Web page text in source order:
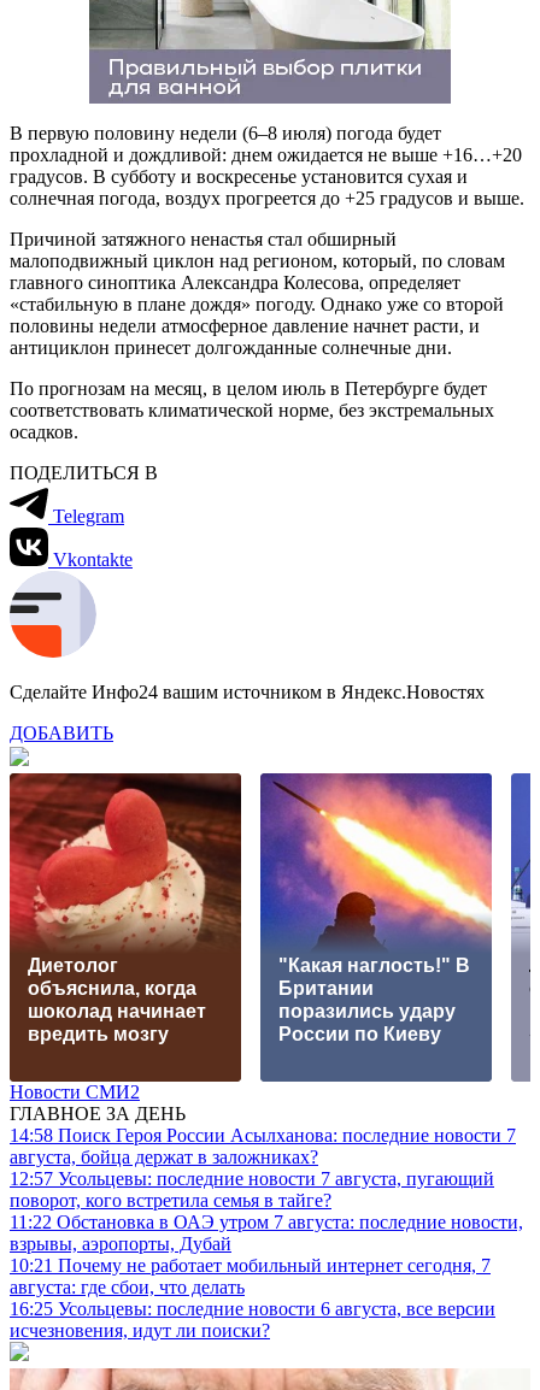
В первую половину недели (6–8 июля) погода будет
прохладной и дождливой: днем ожидается не выше +16…+20
градусов. В субботу и воскресенье установится сухая и
солнечная погода, воздух прогреется до +25 градусов и выше.
Причиной затяжного ненастья стал обширный
малоподвижный циклон над регионом, который, по словам
главного синоптика Александра Колесова, определяет
«стабильную в плане дождя» погоду. Однако уже со второй
половины недели атмосферное давление начнет расти, и
антициклон принесет долгожданные солнечные дни.
По прогнозам на месяц, в целом июль в Петербурге будет
соответствовать климатической норме, без экстремальных
осадков.
ПОДЕЛИТЬСЯ В
Telegram
Vkontakte
Сделайте Инфо24 вашим источником в Яндекс.Новостях
ДОБАВИТЬ
Диетолог
объяснила, когда
шоколад начинает
вредить мозгу
"Какая наглость!" В
Британии
поразились удару
России по Киеву
Новости СМИ2
ГЛАВНОЕ ЗА ДЕНЬ
14:58 Поиск Героя России Асылханова: последние новости 7
августа, бойца держат в заложниках?
12:57 Усольцевы: последние новости 7 августа, пугающий
поворот, кого встретила семья в тайге?
11:22 Обстановка в ОАЭ утром 7 августа: последние новости,
взрывы, аэропорты, Дубай
10:21 Почему не работает мобильный интернет сегодня, 7
августа: где сбои, что делать
16:25 Усольцевы: последние новости 6 августа, все версии
исчезновения, идут ли поиски?